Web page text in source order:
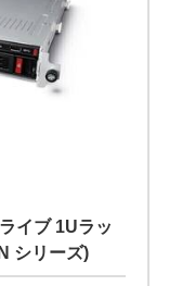
イブ 1Uラッ
シリーズ)